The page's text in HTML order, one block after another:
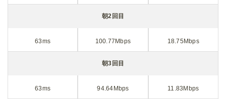
朝2回目
63ms 100.77Mbps 18.75Mbps
朝3回目
63ms 94.64Mbps 11.83Mbps